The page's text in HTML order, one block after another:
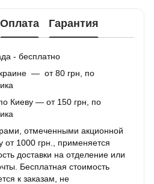
Оплата Гарантия
- бесплатно
— от 80 грн, по
Киеву — от 150 грн, по
отмеченными акционной
от 1000 грн., применяется
доставки на отделение или
Бесплатная стоимость
к заказам, не